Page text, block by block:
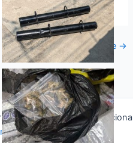
Entrada siguiente →
Aérea Ecuatoriana | Funciona
para WordPress